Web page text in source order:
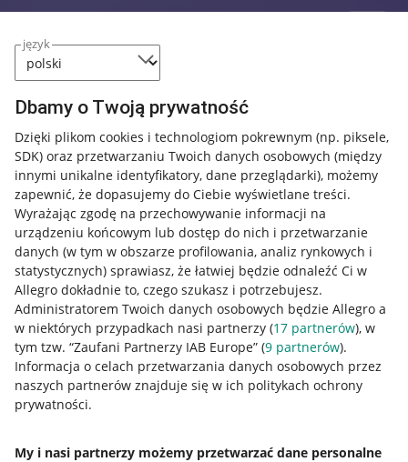
język
Dbamy o Twoją prywatność
Dzięki plikom cookies i technologiom pokrewnym (np. piksele,
SDK) oraz przetwarzaniu Twoich danych osobowych (między
innymi unikalne identyfikatory, dane przeglądarki), możemy
zapewnić, że dopasujemy do Ciebie wyświetlane treści.
Wyrażając zgodę na przechowywanie informacji na
urządzeniu końcowym lub dostęp do nich i przetwarzanie
danych (w tym w obszarze profilowania, analiz rynkowych i
statystycznych) sprawiasz, że łatwiej będzie odnaleźć Ci w
Allegro dokładnie to, czego szukasz i potrzebujesz.
Administratorem Twoich danych osobowych będzie Allegro a
w niektórych przypadkach nasi partnerzy (17 partnerów), w
tym tzw. “Zaufani Partnerzy IAB Europe” (9 partnerów).
Informacja o celach przetwarzania danych osobowych przez
naszych partnerów znajduje się w ich politykach ochrony
prywatności.
My i nasi partnerzy możemy przetwarzać dane personalne
Przydatne informacje
Jak to działa